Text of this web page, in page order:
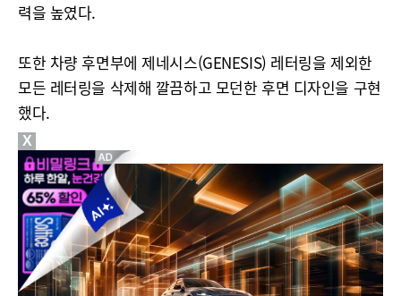
력을 높였다.
또한 차량 후면부에 제네시스(GENESIS) 레터링을 제외한
모든 레터링을 삭제해 깔끔하고 모던한 후면 디자인을 구현
했다.
X